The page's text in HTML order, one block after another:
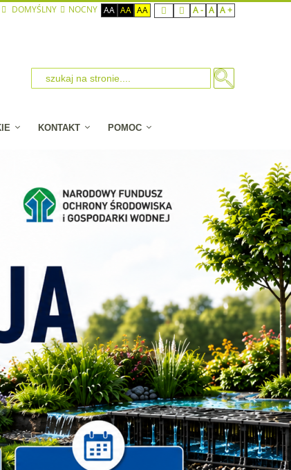
DOMYŚLNY NOCNY AA AA AA A - A A +
KONTAKT POMOC